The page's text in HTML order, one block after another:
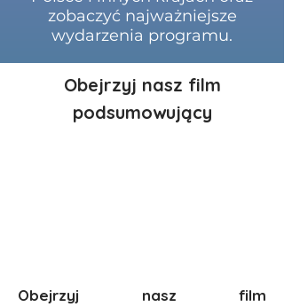
zobaczyć najważniejsze
wydarzenia programu.
Obejrzyj nasz film
podsumowujący
Obejrzyj nasz film